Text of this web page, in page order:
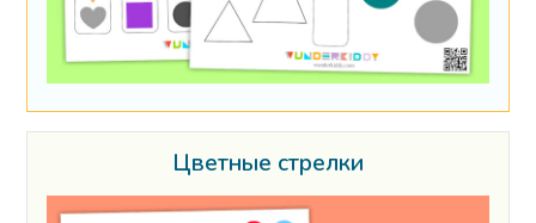
Цветные стрелки